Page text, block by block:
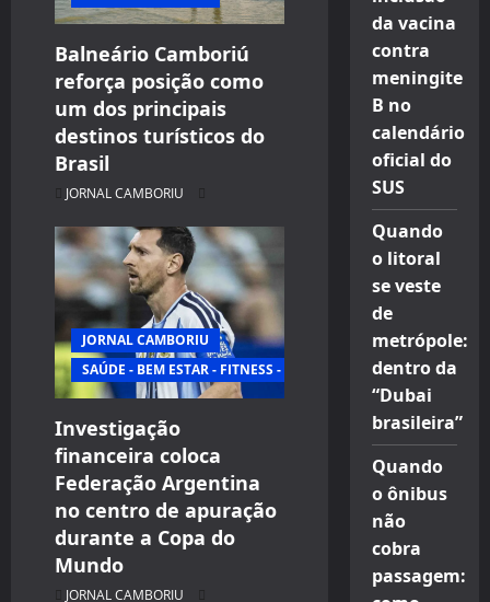
o
n
Balneário Camboriú
reforça posição como
um dos principais
destinos turísticos do
Brasil
JORNAL CAMBORIU
JORNAL CAMBORIU
SAÚDE - BEM ESTAR - FITNESS - ESPORTE
Investigação
financeira coloca
Federação Argentina
no centro de apuração
durante a Copa do
Mundo
JORNAL CAMBORIU
da vacina
contra
meningite
B no
calendário
oficial do
SUS
Quando
o litoral
se veste
de
metrópole:
dentro da
“Dubai
brasileira”
Quando
o ônibus
não
cobra
passagem: